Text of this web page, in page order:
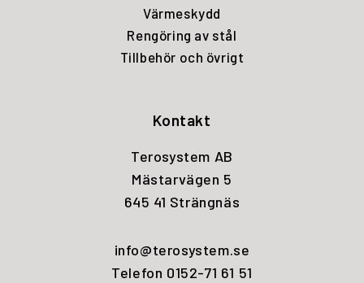
Värmeskydd
Rengöring av stål
Tillbehör och övrigt
Kontakt
Terosystem AB
Mästarvägen 5
645 41 Strängnäs
info@terosystem.se
Telefon 0152-71 61 51